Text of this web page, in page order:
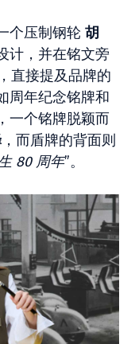
个压制钢轮 胡
计，并在铭文旁
直接提及品牌的
周年纪念铭牌和
一个铭牌脱颖而
，而盾牌的背面则
80 周年”。